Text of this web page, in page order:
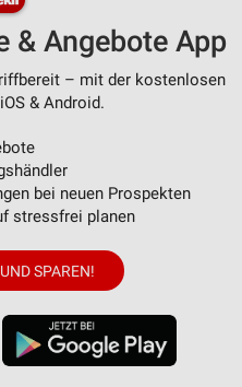
& Angebote App
– mit der kostenlosen
& Android.
bei neuen Prospekten
stressfrei planen
SPAREN!